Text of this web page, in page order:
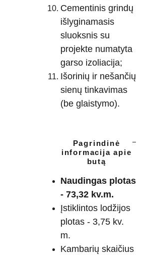
Cementinis grindų
išlyginamasis
sluoksnis su
projekte numatyta
garso izoliacija;
Išorinių ir nešančių
sienų tinkavimas
(be glaistymo).
Pagrindinė
informacija apie
butą
Naudingas plotas
- 73,32 kv.m.
Įstiklintos lodžijos
plotas - 3,75 kv.
m.
Kambarių skaičius